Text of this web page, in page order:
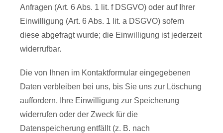
Anfragen (Art. 6 Abs. 1 lit. f DSGVO) oder auf Ihrer
Einwilligung (Art. 6 Abs. 1 lit. a DSGVO) sofern
diese abgefragt wurde; die Einwilligung ist jederzeit
widerrufbar.
Die von Ihnen im Kontaktformular eingegebenen
Daten verbleiben bei uns, bis Sie uns zur Löschung
auffordern, Ihre Einwilligung zur Speicherung
widerrufen oder der Zweck für die
Datenspeicherung entfällt (z. B. nach